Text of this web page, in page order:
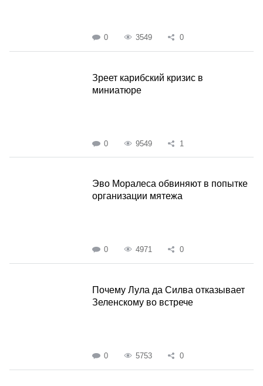
0 3549 0
Зреет карибский кризис в
миниатюре
0 9549 1
Эво Моралеса обвиняют в попытке
организации мятежа
0 4971 0
Почему Лула да Силва отказывает
Зеленскому во встрече
0 5753 0